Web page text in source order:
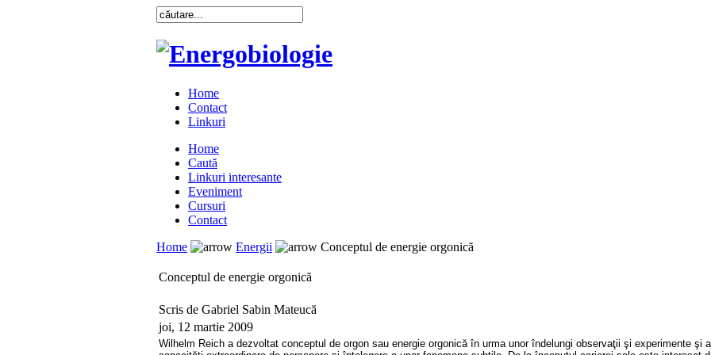
Home
Contact
Linkuri
Home
Caută
Linkuri interesante
Eveniment
Cursuri
Contact
Home
Energii Conceptul de energie orgonică
Conceptul de energie orgonică
Scris de Gabriel Sabin Mateucă
joi, 12 martie 2009
Wilhelm Reich a dezvoltat conceptul de orgon sau energie orgonică în urma unor îndelungi observaţii şi experimente şi